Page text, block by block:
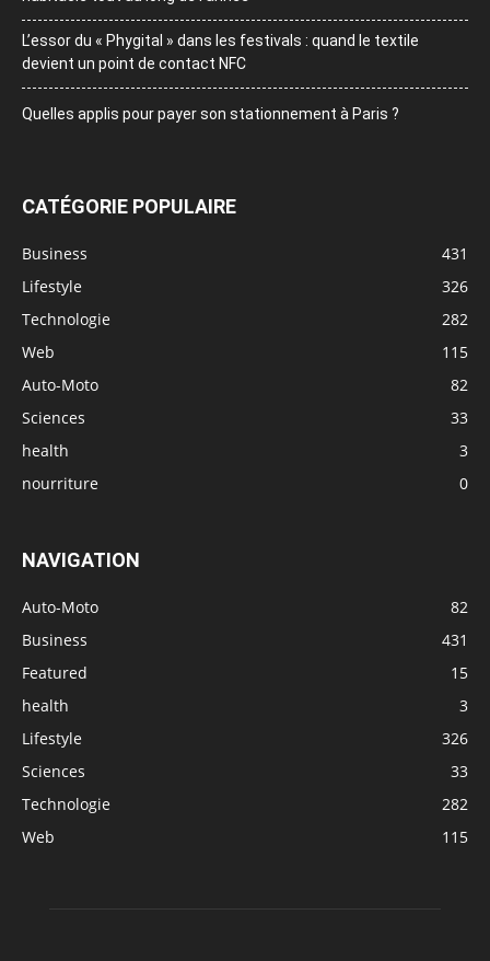
L’essor du « Phygital » dans les festivals : quand le textile
devient un point de contact NFC
Quelles applis pour payer son stationnement à Paris ?
CATÉGORIE POPULAIRE
Business
431
Lifestyle
326
Technologie
282
Web
115
Auto-Moto
82
Sciences
33
health
3
nourriture
0
NAVIGATION
Auto-Moto
82
Business
431
Featured
15
health
3
Lifestyle
326
Sciences
33
Technologie
282
Web
115